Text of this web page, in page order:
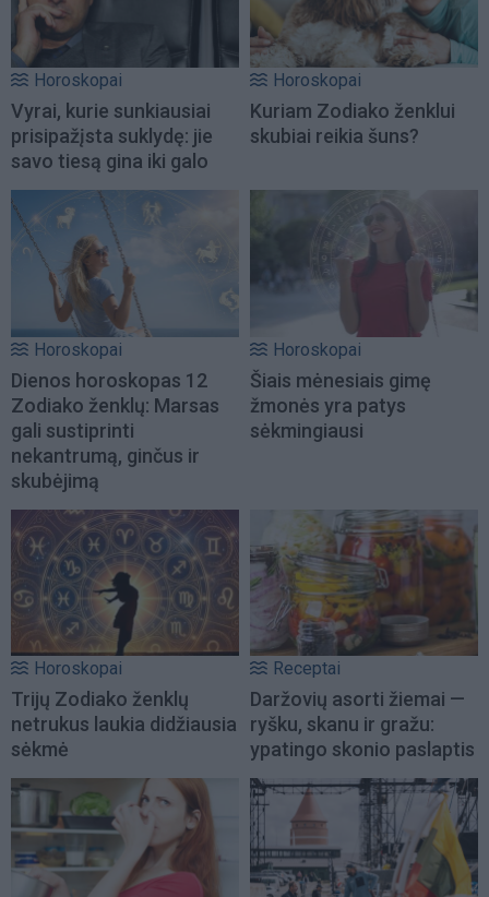
Horoskopai
Vyrai, kurie sunkiausiai
prisipažįsta suklydę: jie
savo tiesą gina iki galo
Horoskopai
Kuriam Zodiako ženklui
skubiai reikia šuns?
Horoskopai
Dienos horoskopas 12
Zodiako ženklų: Marsas
gali sustiprinti
nekantrumą, ginčus ir
skubėjimą
Horoskopai
Šiais mėnesiais gimę
žmonės yra patys
sėkmingiausi
Horoskopai
Trijų Zodiako ženklų
netrukus laukia didžiausia
sėkmė
Receptai
Daržovių asorti žiemai —
ryšku, skanu ir gražu:
ypatingo skonio paslaptis